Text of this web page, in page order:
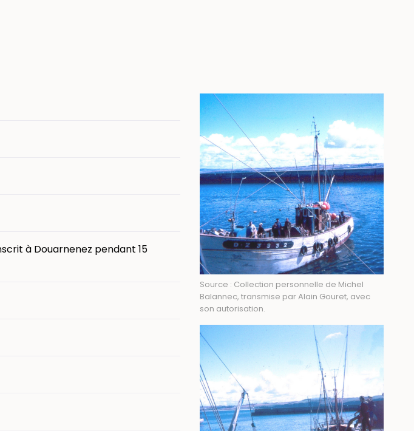
à Douarnenez pendant 15
Image
Source : Collection personnelle de Michel
Balannec, transmise par Alain Gouret, avec
son autorisation.